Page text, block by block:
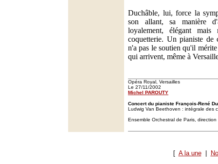
Duchâble, lui, force la
son allant, sa manière
loyalement, élégant
coquetterie. Un pianiste de
n'a pas le soutien qu'il
qui arrivent, même à
Opéra Royal, Versailles
Le 27/11/2002
Michel PAROUTY
Concert du pianiste François-René
Ludwig Van Beethoven : intégrale des
Ensemble Orchestral de Paris,
[ A la une|